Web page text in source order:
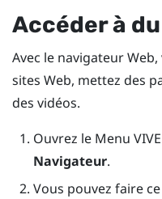
Accéder à
Avec le navigateur
sites Web, mettez des
des vidéos.
Ouvrez le Menu
Navigateur.
Vous pouvez faire